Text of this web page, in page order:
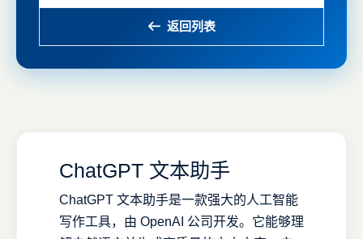
返回列表
ChatGPT 文本助手
ChatGPT 文本助手是一款强大的人工智能
写作工具，由 OpenAI 公司开发。它能够理